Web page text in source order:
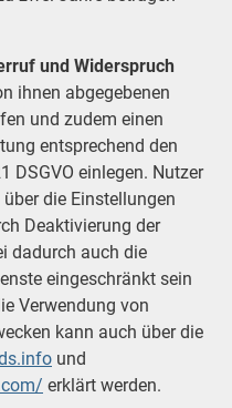
und Widerspruch
ihnen abgegebenen
und zudem einen
entsprechend den
DSGVO einlegen. Nutzer
die Einstellungen
Deaktivierung der
dadurch auch die
eingeschränkt sein
Verwendung von
kann auch über die
und
erklärt werden.